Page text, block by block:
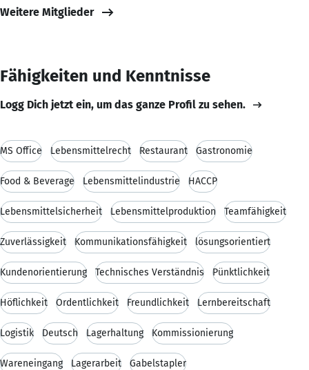
Weitere Mitglieder
Fähigkeiten und Kenntnisse
Logg Dich jetzt ein, um das ganze Profil zu sehen.
MS Office Lebensmittelrecht Restaurant Gastronomie
Food & Beverage Lebensmittelindustrie HACCP
Lebensmittelsicherheit Lebensmittelproduktion Teamfähigkeit
Zuverlässigkeit Kommunikationsfähigkeit lösungsorientiert
Kundenorientierung Technisches Verständnis Pünktlichkeit
Höflichkeit Ordentlichkeit Freundlichkeit Lernbereitschaft
Logistik Deutsch Lagerhaltung Kommissionierung
Wareneingang Lagerarbeit Gabelstapler